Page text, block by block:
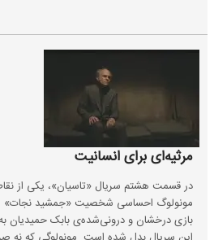
مرثیه‌ای برای انسانیت
در قسمت هشتم سریال «تاسیان»، یکی از
مونولوگ احساسی شخصیت «جمشید نجات»
بازی درخشان و درونی‌شده‌ی بابک حمیدیان